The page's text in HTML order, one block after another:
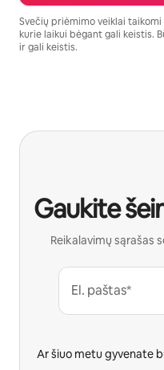
Svečių priėmimo veiklai
kurie laikui bėgant gali keistis.
ir gali keistis.
Gaukite
Reikalavimų sąrašas
El. paštas*
Ar šiuo metu gyvenate